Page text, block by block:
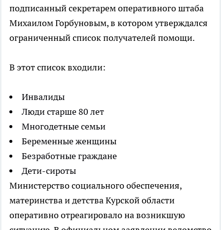
подписанный секретарем оперативного штаба
Михаилом Горбуновым, в котором утверждался
ограниченный список получателей помощи.
В этот список входили:
Инвалиды
Люди старше 80 лет
Многодетные семьи
Беременные женщины
Безработные граждане
Дети-сироты
Министерство социального обеспечения,
материнства и детства Курской области
оперативно отреагировало на возникшую